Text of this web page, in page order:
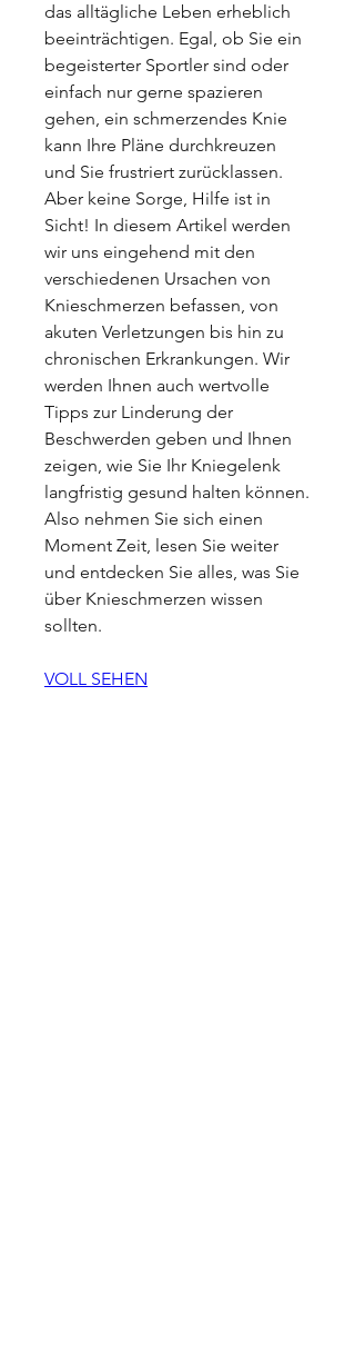
das alltägliche Leben erheblich
beeinträchtigen. Egal, ob Sie ein
begeisterter Sportler sind oder
einfach nur gerne spazieren
gehen, ein schmerzendes Knie
kann Ihre Pläne durchkreuzen
und Sie frustriert zurücklassen.
Aber keine Sorge, Hilfe ist in
Sicht! In diesem Artikel werden
wir uns eingehend mit den
verschiedenen Ursachen von
Knieschmerzen befassen, von
akuten Verletzungen bis hin zu
chronischen Erkrankungen. Wir
werden Ihnen auch wertvolle
Tipps zur Linderung der
Beschwerden geben und Ihnen
zeigen, wie Sie Ihr Kniegelenk
langfristig gesund halten können.
Also nehmen Sie sich einen
Moment Zeit, lesen Sie weiter
und entdecken Sie alles, was Sie
über Knieschmerzen wissen
sollten.
VOLL SEHEN